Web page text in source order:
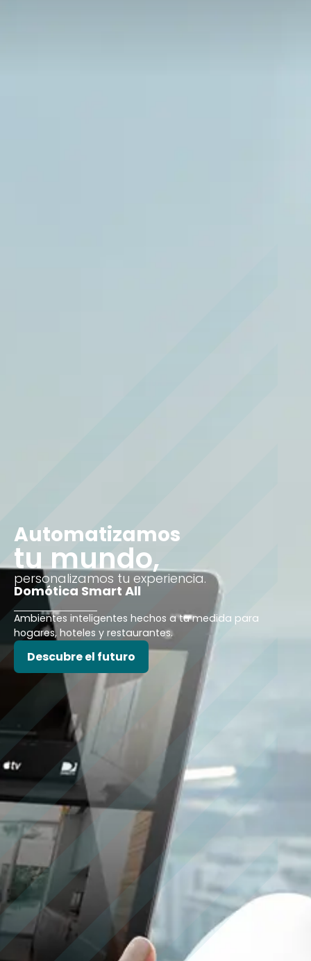
Automatizamos
tu mundo,
personalizamos tu experiencia.
Domótica Smart All
Ambientes inteligentes hechos a tu medida para
hogares, hoteles y restaurantes.
Descubre el futuro